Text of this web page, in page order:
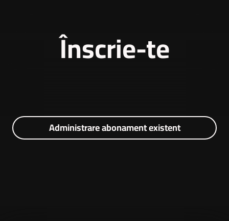
Înscrie-te
Administrare abonament existent